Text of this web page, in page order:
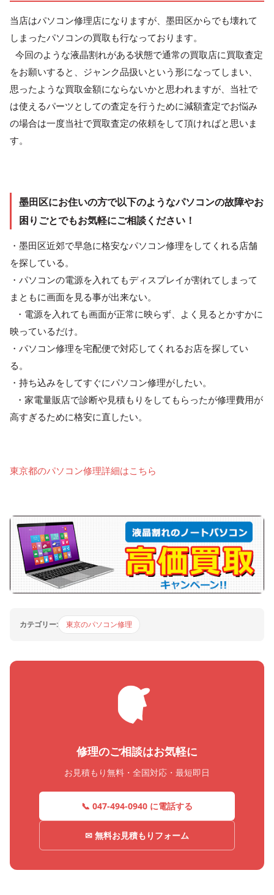
当店はパソコン修理店になりますが、墨田区からでも壊れて
しまったパソコンの買取も行なっております。
今回のような液晶割れがある状態で通常の買取店に買取査定
をお願いすると、ジャンク品扱いという形になってしまい、
思ったような買取金額にならないかと思われますが、当社で
は使えるパーツとしての査定を行うために減額査定でお悩み
の場合は一度当社で買取査定の依頼をして頂ければと思いま
す。
墨田区にお住いの方で以下のようなパソコンの故障やお
困りごとでもお気軽にご相談ください！
・墨田区近郊で早急に格安なパソコン修理をしてくれる店舗
を探している。
・パソコンの電源を入れてもディスプレイが割れてしまって
まともに画面を見る事が出来ない。
・電源を入れても画面が正常に映らず、よく見るとかすかに
映っているだけ。
・パソコン修理を宅配便で対応してくれるお店を探してい
る。
・持ち込みをしてすぐにパソコン修理がしたい。
・家電量販店で診断や見積もりをしてもらったが修理費用が
高すぎるために格安に直したい。
東京都のパソコン修理詳細はこちら
カテゴリー: 東京のパソコン修理
修理のご相談はお気軽に
お見積もり無料・全国対応・最短即日
📞 047-494-0940 に電話する
✉ 無料お見積もりフォーム